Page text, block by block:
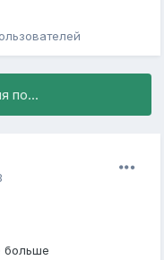
по...
больше